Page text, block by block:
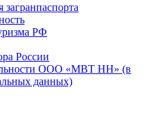
загранпаспорта
РФ
России
ООО «МВТ НН» (в
данных)